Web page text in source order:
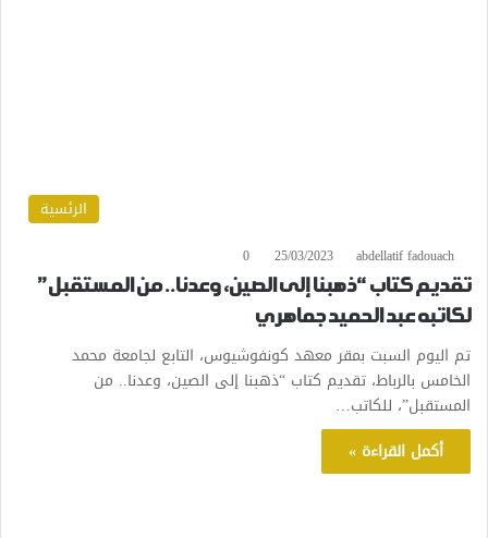
الرئسية
abdellatif fadouach
25/03/2023
0
تقديم كتاب “ذهبنا إلى الصين، وعدنا.. من المستقبل”
لكاتبه عبد الحميد جماهري
تم اليوم السبت بمقر معهد كونفوشيوس، التابع لجامعة محمد
الخامس بالرباط، تقديم كتاب “ذهبنا إلى الصين، وعدنا.. من
المستقبل”، للكاتب…
أكمل القراءة »